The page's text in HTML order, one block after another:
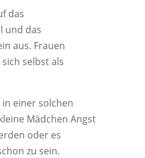
das
und das
aus. Frauen
selbst als
einer solchen
Mädchen Angst
oder es
zu sein.